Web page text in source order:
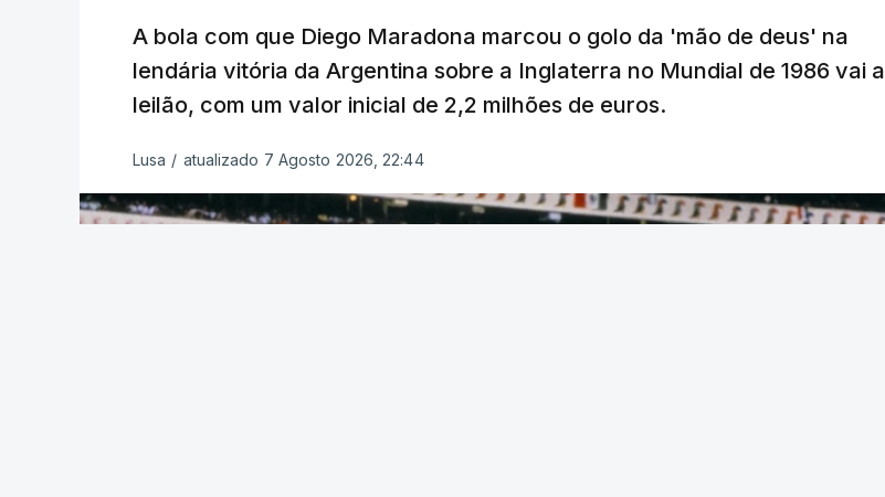
A bola com que Diego Maradona marcou o golo da 'mão de deus' na
lendária vitória da Argentina sobre a Inglaterra no Mundial de 1986 vai a
leilão, com um valor inicial de 2,2 milhões de euros.
Lusa / atualizado 7 Agosto 2026, 22:44